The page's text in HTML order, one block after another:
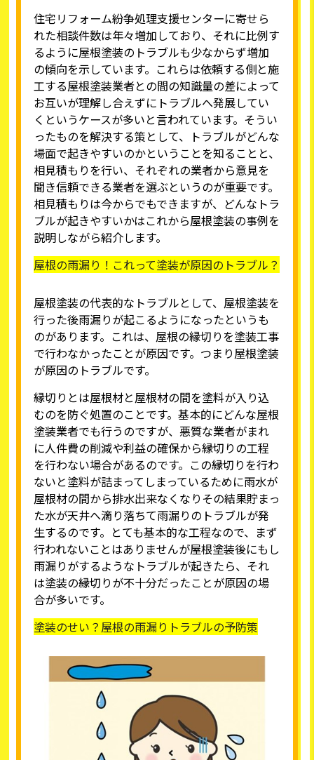
住宅リフォーム紛争処理支援センターに寄せら
れた相談件数は年々増加しており、それに比例す
るように屋根塗装のトラブルも少なからず増加
の傾向を示しています。これらは依頼する側と施
工する屋根塗装業者との間の知識量の差によって
お互いが理解し合えずにトラブルへ発展してい
くというケースが多いと言われています。そうい
ったものを解決する策として、トラブルがどんな
場面で起きやすいのかということを知ることと、
相見積もりを行い、それぞれの業者から意見を
聞き信頼できる業者を選ぶというのが重要です。
相見積もりは今からでもできますが、どんなトラ
ブルが起きやすいかはこれから屋根塗装の事例を
説明しながら紹介します。
屋根の雨漏り！これって塗装が原因のトラブル？
屋根塗装の代表的なトラブルとして、屋根塗装を
行った後雨漏りが起こるようになったというも
のがあります。これは、屋根の縁切りを塗装工事
で行わなかったことが原因です。つまり屋根塗装
が原因のトラブルです。
縁切りとは屋根材と屋根材の間を塗料が入り込
むのを防ぐ処置のことです。基本的にどんな屋根
塗装業者でも行うのですが、悪質な業者がまれ
に人件費の削減や利益の確保から縁切りの工程
を行わない場合があるのです。この縁切りを行わ
ないと塗料が詰まってしまっているために雨水が
屋根材の間から排水出来なくなりその結果貯まっ
た水が天井へ滴り落ちて雨漏りのトラブルが発
生するのです。とても基本的な工程なので、まず
行われないことはありませんが屋根塗装後にもし
雨漏りがするようなトラブルが起きたら、それ
は塗装の縁切りが不十分だったことが原因の場
合が多いです。
塗装のせい？屋根の雨漏りトラブルの予防策